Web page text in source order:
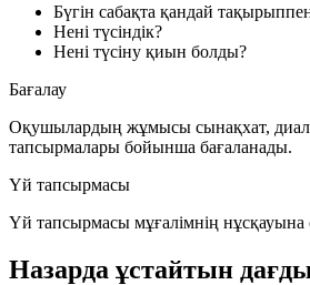
Бүгін сабақта қандай
Нені түсіндік?
Нені түсіну қиын болды?
Бағалау
Оқушылардың жұмысы сынақхат,
тапсырмалары бойынша бағаланады.
Үй тапсырмасы
Үй тапсырмасы мұғалімнің нұсқауына
Назарда ұстайтын